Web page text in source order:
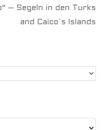
– Segeln in den Turks
and Caico`s Islands